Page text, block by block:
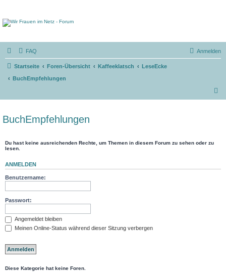
FAQ Anmelden
Startseite Foren-Übersicht Kaffeeklatsch
LeseEcke
BuchEmpfehlungen
BuchEmpfehlungen
Du hast keine ausreichenden Rechte, um Themen in diesem Forum zu sehen oder zu
lesen.
ANMELDEN
Benutzername:
Passwort:
Angemeldet bleiben
Meinen Online-Status während dieser Sitzung verbergen
Diese Kategorie hat keine Foren.